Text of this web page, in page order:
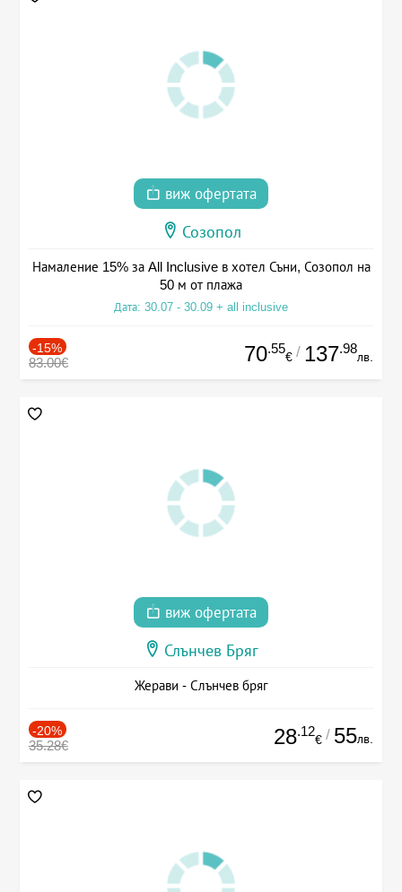
виж офертата
Созопол
Намаление 15% за All Inclusive в хотел Съни, Созопол на
50 м от плажа
Дата: 30.07 - 30.09 + all inclusive
-15%
83.00€ 70.55
€ / 137.98
лв.
виж офертата
Слънчев Бряг
Жерави - Слънчев бряг
-20%
35.28€ 28.12
€ / 55лв.